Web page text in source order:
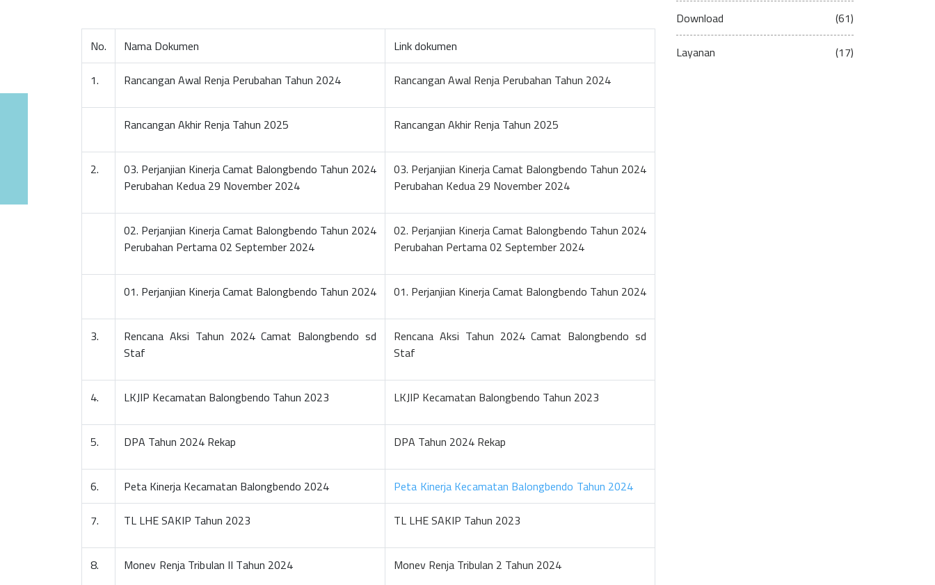
No. Nama Dokumen Link dokumen
1. Rancangan Awal Renja Perubahan Tahun 2024 Rancangan Awal Renja Perubahan Tahun 2024
Rancangan Akhir Renja Tahun 2025 Rancangan Akhir Renja Tahun 2025
2.
03. Perjanjian Kinerja Camat Balongbendo Tahun 2024
Perubahan Kedua 29 November 2024
03. Perjanjian Kinerja Camat Balongbendo Tahun 2024
Perubahan Kedua 29 November 2024
02. Perjanjian Kinerja Camat Balongbendo Tahun 2024
Perubahan Pertama 02 September 2024
02. Perjanjian Kinerja Camat Balongbendo Tahun 2024
Perubahan Pertama 02 September 2024
01. Perjanjian Kinerja Camat Balongbendo Tahun 2024 01. Perjanjian Kinerja Camat Balongbendo Tahun 2024
3.
Rencana Aksi Tahun 2024 Camat Balongbendo sd
Staf
Rencana Aksi Tahun 2024 Camat Balongbendo sd
Staf
4. LKJIP Kecamatan Balongbendo Tahun 2023 LKJIP Kecamatan Balongbendo Tahun 2023
5. DPA Tahun 2024 Rekap DPA Tahun 2024 Rekap
6. Peta Kinerja Kecamatan Balongbendo 2024 Peta Kinerja Kecamatan Balongbendo Tahun 2024
7. TL LHE SAKIP Tahun 2023 TL LHE SAKIP Tahun 2023
8. Monev Renja Tribulan II Tahun 2024 Monev Renja Tribulan 2 Tahun 2024
Download (61)
Layanan (17)